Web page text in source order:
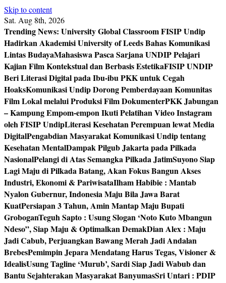
Skip to content
Sat. Aug 8th, 2026
Trending News: University Global Classroom FISIP Undip
Hadirkan Akademisi University of Leeds Bahas Komunikasi
Lintas BudayaMahasiswa Pasca Sarjana UNDIP Pelajari
Kajian Film Kontekstual dan Berbasis EstetikaFISIP UNDIP
Beri Literasi Digital pada Ibu-ibu PKK untuk Cegah
HoaksKomunikasi Undip Dorong Pemberdayaan Komunitas
Film Lokal melalui Produksi Film DokumenterPKK Jabungan
– Kampung Empom-empon Ikuti Pelatihan Video Instagram
oleh FISIP UndipLiterasi Kesehatan Perempuan lewat Media
DigitalPengabdian Masyarakat Komunikasi Undip tentang
Kesehatan MentalDampak Pilgub Jakarta pada Pilkada
NasionalPelangi di Atas Semangka Pilkada JatimSuyono Siap
Lagi Maju di Pilkada Batang, Akan Fokus Bangun Akses
Industri, Ekonomi & PariwisataIlham Habibie : Mantab
Nyalon Gubernur, Indonesia Maju Bila Jawa Barat
KuatPersiapan 3 Tahun, Amin Mantap Maju Bupati
GroboganTeguh Sapto : Usung Slogan ‘Noto Kuto Mbangun
Ndeso”, Siap Maju & Optimalkan DemakDian Alex : Maju
Jadi Cabub, Perjuangkan Bawang Merah Jadi Andalan
BrebesPemimpin Jepara Mendatang Harus Tegas, Visioner &
IdealisUsung Tagline ‘Murub’, Sardi Siap Jadi Wabub dan
Bantu Sejahterakan Masyarakat BanyumasSri Untari : PDIP